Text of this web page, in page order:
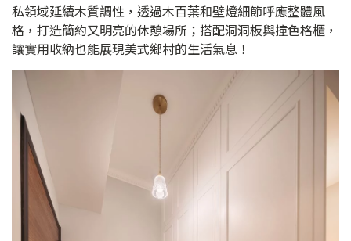
私領域延續木質調性，透過木百葉和壁燈細節呼應整體風
格，打造簡約又明亮的休憩場所；搭配洞洞板與撞色格櫃，
讓實用收納也能展現美式鄉村的生活氣息！